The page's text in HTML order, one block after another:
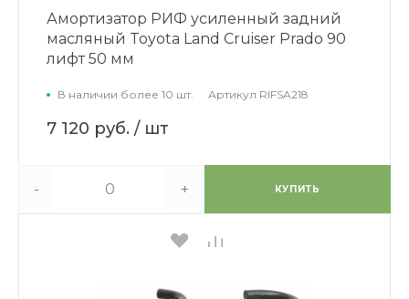
Амортизатор РИФ усиленный задний
масляный Toyota Land Cruiser Prado 90
лифт 50 мм
В наличии более 10 шт. Артикул RIFSA218
7 120 руб. / шт
- + КУПИТЬ